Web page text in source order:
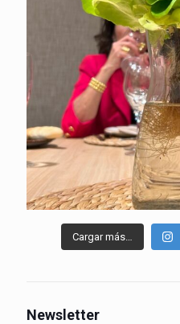
Cargar más…
Newsletter